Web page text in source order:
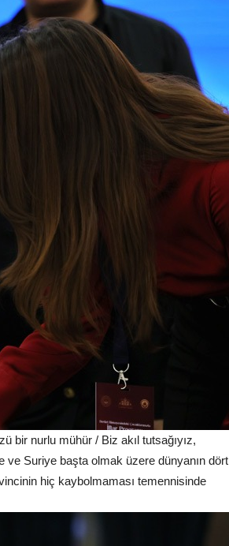
bir nurlu mühür / Biz akıl tutsağıyız,
ve Suriye başta olmak üzere dünyanın dört
hiç kaybolmaması temennisinde